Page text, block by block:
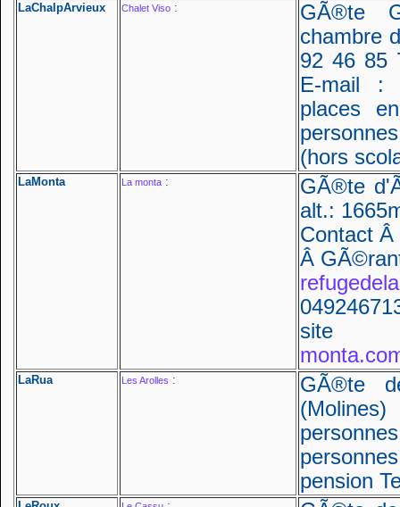
LaChalpArvieux Chalet Viso :
GÃ®te
chambre
92 46 85
E-mail :
places
(hors
LaMonta La monta :
GÃ®te
alt.:
Contact Â
Â
LaRua Les Arolles :
GÃ®te
pension